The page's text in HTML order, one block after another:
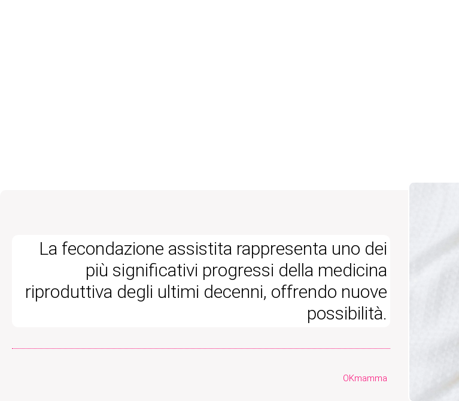
La fecondazione assistita rappresenta uno dei
più significativi progressi della medicina
riproduttiva degli ultimi decenni, offrendo nuove
possibilità.
OKmamma